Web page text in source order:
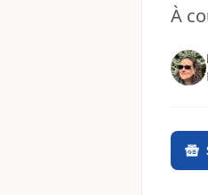
À